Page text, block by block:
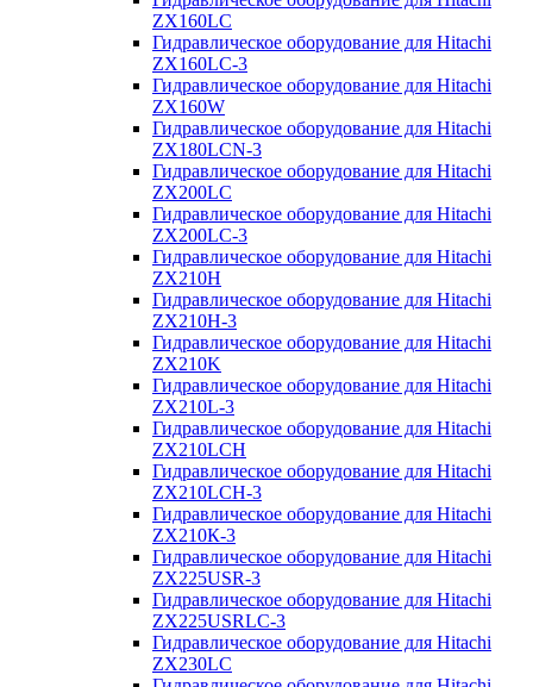
ZX160LC
Гидравлическое оборудование для Hitachi
ZX160LC-3
Гидравлическое оборудование для Hitachi
ZX160W
Гидравлическое оборудование для Hitachi
ZX180LCN-3
Гидравлическое оборудование для Hitachi
ZX200LC
Гидравлическое оборудование для Hitachi
ZX200LC-3
Гидравлическое оборудование для Hitachi
ZX210H
Гидравлическое оборудование для Hitachi
ZX210H-3
Гидравлическое оборудование для Hitachi
ZX210K
Гидравлическое оборудование для Hitachi
ZX210L-3
Гидравлическое оборудование для Hitachi
ZX210LCH
Гидравлическое оборудование для Hitachi
ZX210LCH-3
Гидравлическое оборудование для Hitachi
ZX210К-3
Гидравлическое оборудование для Hitachi
ZX225USR-3
Гидравлическое оборудование для Hitachi
ZX225USRLC-3
Гидравлическое оборудование для Hitachi
ZX230LC